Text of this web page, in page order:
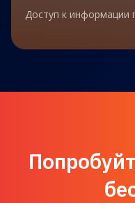
Доступ к информации